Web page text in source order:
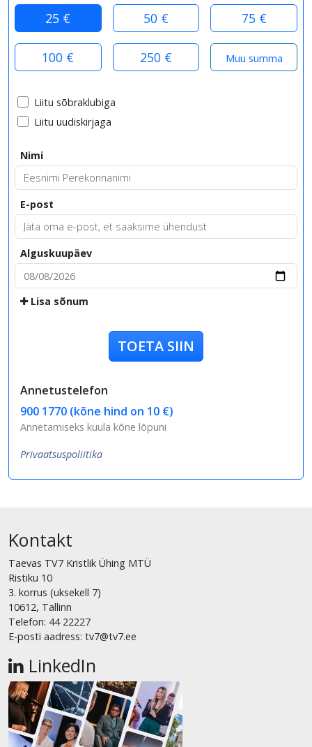
25 € 50 € 75 €
100 € 250 €
Liitu sõbraklubiga
Liitu uudiskirjaga
Nimi
E-post
Alguskuupäev
Lisa sõnum
TOETA SIIN
Annetustelefon
900 1770 (kõne hind on 10 €)
Annetamiseks kuula kõne lõpuni
Privaatsuspoliitika
Kontakt
Taevas TV7 Kristlik Ühing MTÜ
Ristiku 10
3. korrus (uksekell 7)
10612, Tallinn
Telefon: 44 22227
E-posti aadress: tv7@tv7.ee
LinkedIn